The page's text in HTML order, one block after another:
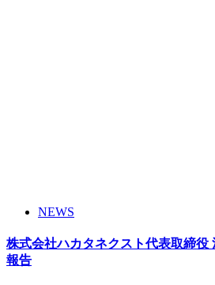
NEWS
株式会社ハカタネクスト代表取締役
報告